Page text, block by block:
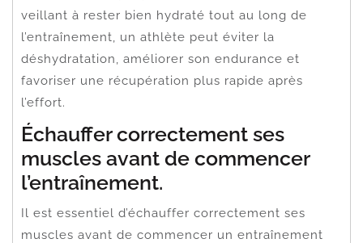
veillant à rester bien hydraté tout au long de
l’entraînement, un athlète peut éviter la
déshydratation, améliorer son endurance et
favoriser une récupération plus rapide après
l’effort.
Échauffer correctement ses
muscles avant de commencer
l’entraînement.
Il est essentiel d’échauffer correctement ses
muscles avant de commencer un entraînement